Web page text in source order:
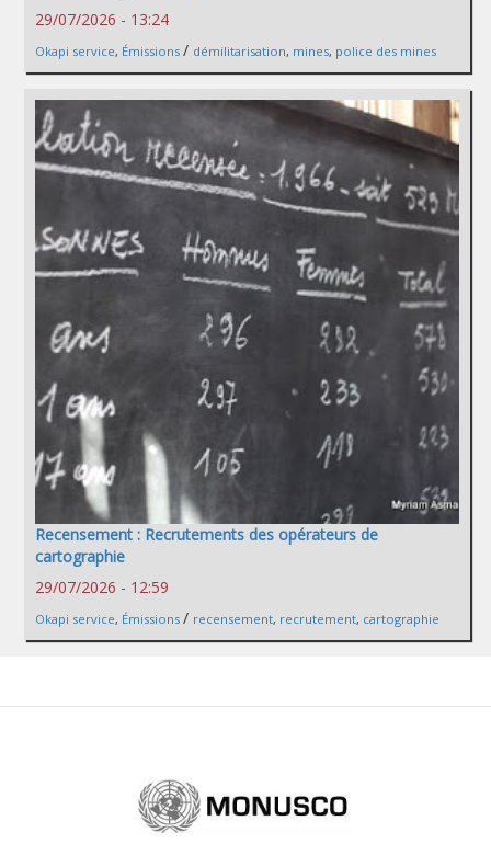
29/07/2026 - 13:24
Okapi service, Émissions / démilitarisation, mines, police des mines
Recensement : Recrutements des opérateurs de
cartographie
29/07/2026 - 12:59
Okapi service, Émissions / recensement, recrutement, cartographie